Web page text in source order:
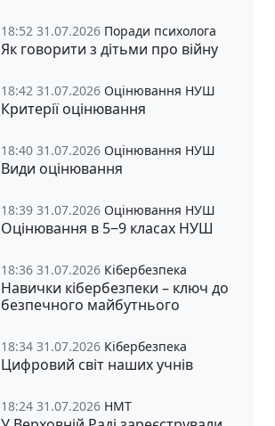
18:52 31.07.2026 Поради психолога
Як говорити з дітьми про війну
18:42 31.07.2026 Оцінювання НУШ
Критерії оцінювання
18:40 31.07.2026 Оцінювання НУШ
Види оцінювання
18:39 31.07.2026 Оцінювання НУШ
Оцінювання в 5‒9 класах НУШ
18:36 31.07.2026 Кібербезпека
Навички кібербезпеки – ключ до
безпечного майбутнього
18:34 31.07.2026 Кібербезпека
Цифровий світ наших учнів
18:24 31.07.2026 НМТ